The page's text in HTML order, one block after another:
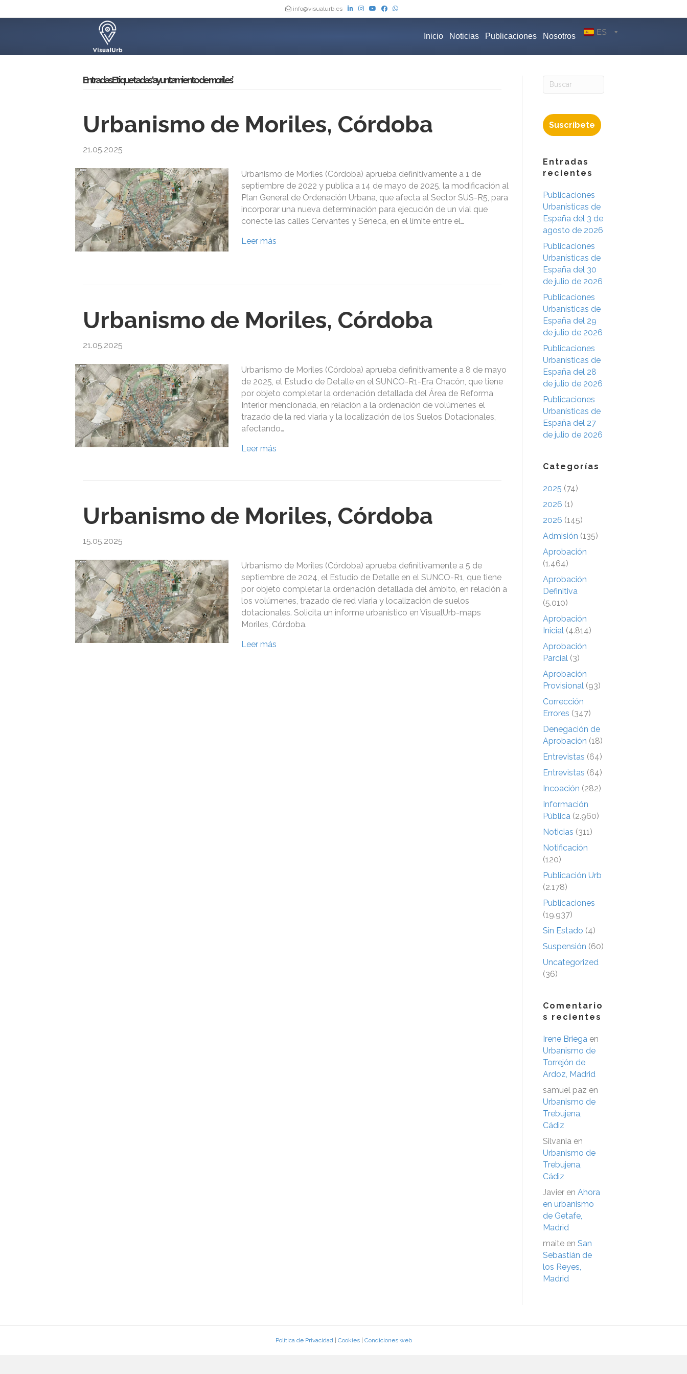
info@visualurb.es
Inicio Noticias Publicaciones Nosotros ES
Entradas Etiquetadas ‘ayuntamiento de moriles’
Urbanismo de Moriles, Córdoba
21.05.2025
Urbanismo de Moriles (Córdoba) aprueba definitivamente a 1 de
septiembre de 2022 y publica a 14 de mayo de 2025, la modificación al
Plan General de Ordenación Urbana, que afecta al Sector SUS-R5, para
incorporar una nueva determinación para ejecución de un vial que
conecte las calles Cervantes y Séneca, en el límite entre el…
Leer más
Urbanismo de Moriles, Córdoba
21.05.2025
Urbanismo de Moriles (Córdoba) aprueba definitivamente a 8 de mayo
de 2025, el Estudio de Detalle en el SUNCO-R1-Era Chacón, que tiene
por objeto completar la ordenación detallada del Área de Reforma
Interior mencionada, en relación a la ordenación de volúmenes el
trazado de la red viaria y la localización de los Suelos Dotacionales,
afectando…
Leer más
Urbanismo de Moriles, Córdoba
15.05.2025
Urbanismo de Moriles (Córdoba) aprueba definitivamente a 5 de
septiembre de 2024, el Estudio de Detalle en el SUNCO-R1, que tiene
por objeto completar la ordenación detallada del ámbito, en relación a
los volúmenes, trazado de red viaria y localización de suelos
dotacionales. Solicita un informe urbanístico en VisualUrb-maps
Moriles, Córdoba.
Leer más
Suscríbete
Entradas
recientes
Publicaciones
Urbanísticas de
España del 3 de
agosto de 2026
Publicaciones
Urbanísticas de
España del 30
de julio de 2026
Publicaciones
Urbanísticas de
España del 29
de julio de 2026
Publicaciones
Urbanísticas de
España del 28
de julio de 2026
Publicaciones
Urbanísticas de
España del 27
de julio de 2026
Categorías
2025 (74)
2026 (1)
2026 (145)
Admisión (135)
Aprobación
(1.464)
Aprobación
Definitiva
(5.010)
Aprobación
Inicial (4.814)
Aprobación
Parcial (3)
Aprobación
Provisional (93)
Corrección
Errores (347)
Denegación de
Aprobación (18)
Entrevistas (64)
Entrevistas (64)
Incoación (282)
Información
Pública (2.960)
Noticias (311)
Notificación
(120)
Publicación Urb
(2.178)
Publicaciones
(19.937)
Sin Estado (4)
Suspensión (60)
Uncategorized
(36)
Comentario
s recientes
Irene Briega en
Urbanismo de
Torrejón de
Ardoz, Madrid
samuel paz en
Urbanismo de
Trebujena,
Cádiz
Silvania en
Urbanismo de
Trebujena,
Cádiz
Javier en Ahora
en urbanismo
de Getafe,
Madrid
maite en San
Sebastián de
los Reyes,
Madrid
Política de Privacidad| Cookies| Condiciones web